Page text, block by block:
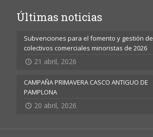
Últimas noticias
Subvenciones para el fomento y gestión de
colectivos comerciales minoristas de 2026
21 abril, 2026
CAMPAÑA PRIMAVERA CASCO ANTIGUO DE
PAMPLONA
20 abril, 2026